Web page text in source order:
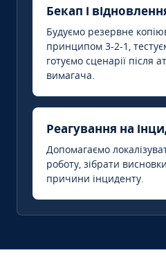
Бекап і
Будуємо резервне
принципом 3-2-1,
готуємо сценарії після
вимагача.
Реагування на
Допомагаємо
роботу, зібрати
причини інциденту.